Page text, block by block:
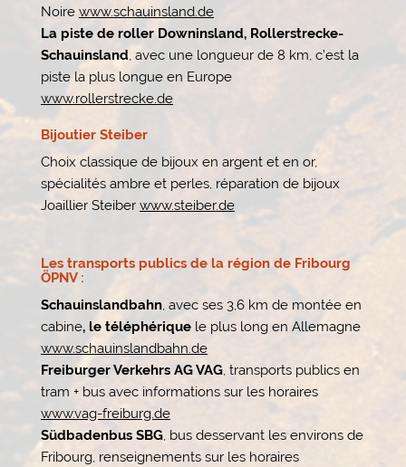
Noire www.schauinsland.de
La piste de roller Downinsland, Rollerstrecke-
Schauinsland, avec une longueur de 8 km, c’est la
piste la plus longue en Europe
www.rollerstrecke.de
Bijoutier Steiber
Choix classique de bijoux en argent et en or,
spécialités ambre et perles, réparation de bijoux
Joaillier Steiber www.steiber.de
Les transports publics de la région de Fribourg
ÖPNV :
Schauinslandbahn, avec ses 3,6 km de montée en
cabine, le téléphérique le plus long en Allemagne
www.schauinslandbahn.de
Freiburger Verkehrs AG VAG, transports publics en
tram + bus avec informations sur les horaires
www.vag-freiburg.de
Südbadenbus SBG, bus desservant les environs de
Fribourg, renseignements sur les horaires